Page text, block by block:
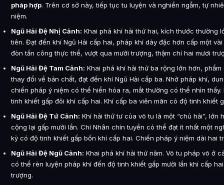
pháp hợp. Trên cơ sở này, tiếp tục tu luyện và nghiền ngẫm, tự
niệm.
Ngũ Hải Đệ Nhị Cảnh: Khai phá khí hải thứ hai, kích thước thường
tiên. Đạt đến khí Ngũ Hải cấp hai, pháp khí dày đặc hơn cấp một
đòn tấn công thực thể, vượt qua mười trượng, thậm chí hai mươi
Ngũ Hải Đệ Tam Cảnh: Khai phá khí hải thứ ba rộng lớn hơn,
thay đổi về bản chất, đạt đến khí Ngũ Hải cấp ba. Nhờ pháp khí,
chiến pháp ý niệm có thể hiển hóa ra, mắt thường có thể nhìn
tinh khiết gấp đôi khí cấp hai. Khí cấp ba viên mãn có độ tinh khiết
Ngũ Hải Đệ Tứ Cảnh: Khí hải thứ tư của võ tu là một “chủ hải”, lớn
cộng lại gấp mười lần. Chí Nhân chín tuyền có thể đạt ít nhất một
kỳ có độ tinh khiết gấp bốn khí cấp hai. Chiến pháp ý niệm dài hai
Ngũ Hải Đệ Ngũ Cảnh: Khai phá khí hải thứ năm. Võ tu pháp võ ở
có thể rèn luyện pháp khí đến độ tinh khiết gấp mười lần khí cấp
trượng.